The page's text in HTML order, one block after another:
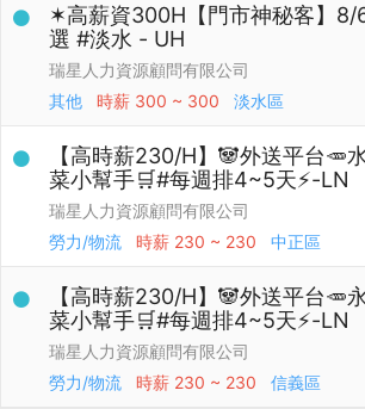
✶高薪資300H【門市神秘客】8/
選 #淡水 - UH
瑞星人力資源顧問有限公司
其他
時薪 300 ~ 300 淡水區
【高時薪230/H】🐼外送平台🥕
菜小幫手🛒#每週排4~5天⚡️-LN
瑞星人力資源顧問有限公司
勞力/物流
時薪 230 ~ 230 中正區
【高時薪230/H】🐼外送平台🥕
菜小幫手🛒#每週排4~5天⚡️-LN
瑞星人力資源顧問有限公司
勞力/物流
時薪 230 ~ 230 信義區